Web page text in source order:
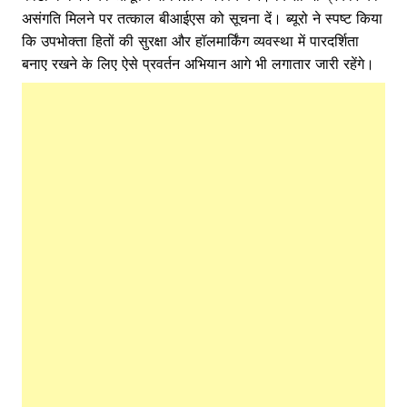
असंगति मिलने पर तत्काल बीआईएस को सूचना दें। ब्यूरो ने स्पष्ट किया
कि उपभोक्ता हितों की सुरक्षा और हॉलमार्किंग व्यवस्था में पारदर्शिता
बनाए रखने के लिए ऐसे प्रवर्तन अभियान आगे भी लगातार जारी रहेंगे।